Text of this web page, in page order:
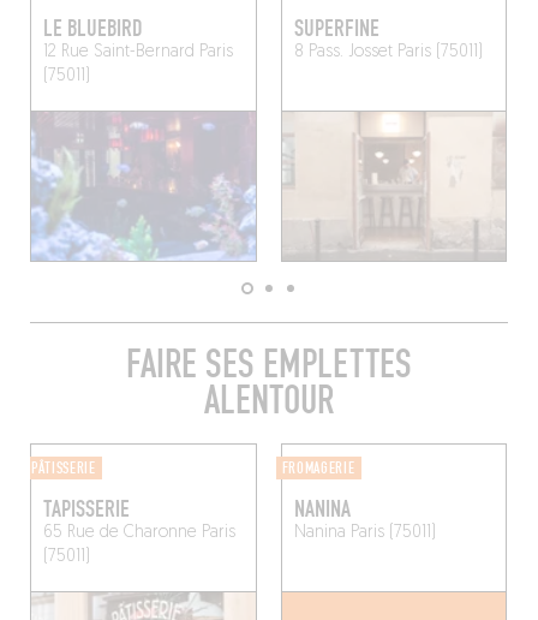
LE BLUEBIRD
12 Rue Saint-Bernard Paris
(75011)
SUPERFINE
8 Pass. JossetParis (75011)
FAIRE SES EMPLETTES
ALENTOUR
PÂTISSERIE
TAPISSERIE
65 Rue de Charonne Paris
(75011)
FROMAGERIE
NANINA
Nanina Paris (75011)